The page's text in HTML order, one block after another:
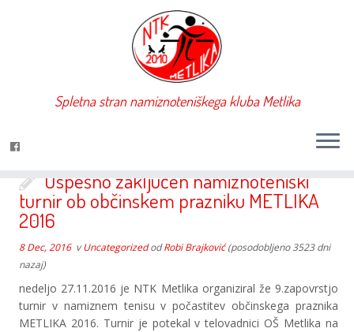
Spletna stran namiznoteniškega kluba Metlika
Dnevni arhiv:8.12.2016
Uspešno zaključen namiznoteniški
turnir ob občinskem prazniku METLIKA
2016
8 Dec, 2016vUncategorizedodRobi Brajković(posodobljeno 3523 dni
nazaj)
nedeljo 27.11.2016 je NTK Metlika organiziral že 9.zapovrstjo
turnir v namiznem tenisu v počastitev občinskega praznika
METLIKA 2016. Turnir je potekal v telovadnici OŠ Metlika na